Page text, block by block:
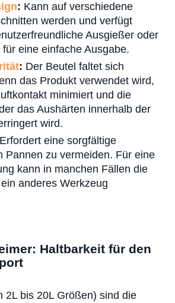
: Kann auf verschiedene
werden und verfügt
Ausgießer oder
eine einfache Ausgabe.
: Der Beutel faltet sich
das Produkt verwendet wird,
minimiert und die
das Aushärten innerhalb der
wird.
Erfordert eine sorgfältige
Pannen zu vermeiden. Für eine
kann in manchen Fällen die
anderes Werkzeug
Haltbarkeit für den
2L bis 20L Größen) sind die